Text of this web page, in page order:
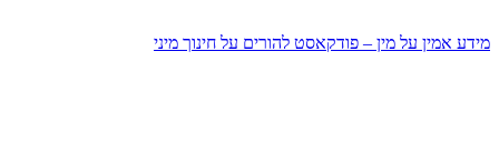
מידע אמין על מין – פודקאסט להורים על חינוך מיני